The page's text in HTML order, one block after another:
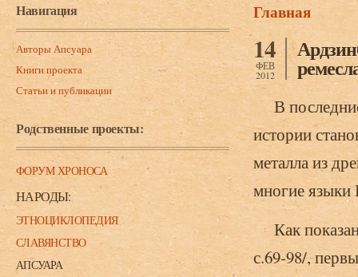
Навигация
Авторы Апсуара
Книги проекта
Статьи и публикации
Родственные проекты:
ФОРУМ ХРОНОСА
НАРОДЫ:
ЭТНОЦИКЛОПЕДИЯ
СЛАВЯНСТВО
АПСУАРА
Вы здесь
Главная
14
ФЕВ
2012
В
истории
металла из
многие языки
Как
с.69-98/,